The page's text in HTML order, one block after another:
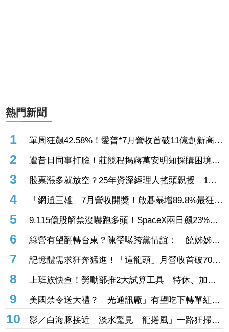
熱門新聞
1
單周狂飆42.58%！愛普*7月營收首破11億創新高
「年增144.57%」 重返準千金股
2
遭昔日同事打臉！莊競程揭蔣萬安明知採購困境
卻仍散播「擋疫苗」說
3
股票漲多就放空？25年資深經理人搖頭親授「1絕
招」抓買賣時機：看誰占上風
4
「網通三雄」7月營收開獎！啟碁暴增89.8%最狂
這2檔也創同期新高
5
9.115億股解禁沒嚇跑多頭！SpaceX兩日飆23%
離IPO價只差一步
6
綠營有望翻轉台東？陳瑩曝跨黨情誼：「饒姊姊」
曾親授「這職位」
7
記憶體需求狂奔猛進！「這龍頭」月營收首破70億
創新高 前七月年增飆破137%
8
上班族快查！勞動部推2大試算工具 特休、加班
費一鍵算清楚
9
美國禁令送大禮？「光通訊廠」有望吃下轉單紅
利 訂單能見度直達年底
10
影／白海豚接近 淡水驚見「龍捲風」一路狂掃震